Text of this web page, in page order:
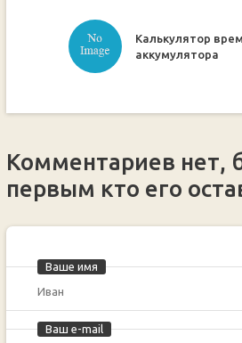
Калькулятор
аккумулятора
Комментариев нет,
первым кто его
Ваше имя
Ваш e-mail